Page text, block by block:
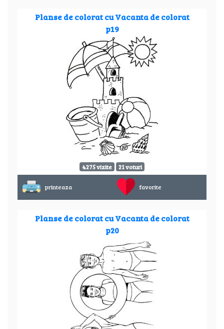
Planse de colorat cu Vacanta de colorat
p19
4275 vizite 21 voturi
printeaza favorite
Planse de colorat cu Vacanta de colorat
p20